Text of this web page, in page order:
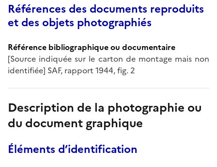
Références des documents reproduits
et des objets photographiés
Référence bibliographique ou documentaire
[Source indiquée sur le carton de montage mais non
identifiée] SAF, rapport 1944, fig. 2
Description de la photographie ou
du document graphique
Éléments d’identification